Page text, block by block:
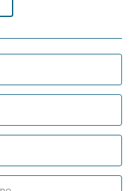
1160 m2
7